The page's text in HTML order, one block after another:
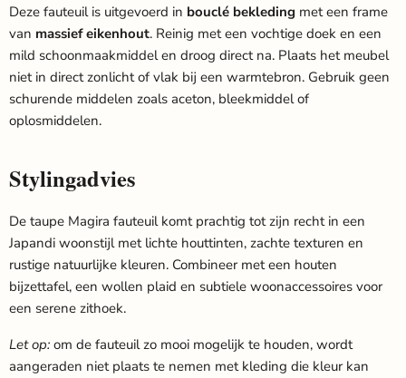
Deze fauteuil is uitgevoerd in bouclé bekleding met een frame
van massief eikenhout. Reinig met een vochtige doek en een
mild schoonmaakmiddel en droog direct na. Plaats het meubel
niet in direct zonlicht of vlak bij een warmtebron. Gebruik geen
schurende middelen zoals aceton, bleekmiddel of
oplosmiddelen.
Stylingadvies
De taupe Magira fauteuil komt prachtig tot zijn recht in een
Japandi woonstijl met lichte houttinten, zachte texturen en
rustige natuurlijke kleuren. Combineer met een houten
bijzettafel, een wollen plaid en subtiele woonaccessoires voor
een serene zithoek.
Let op: om de fauteuil zo mooi mogelijk te houden, wordt
aangeraden niet plaats te nemen met kleding die kleur kan